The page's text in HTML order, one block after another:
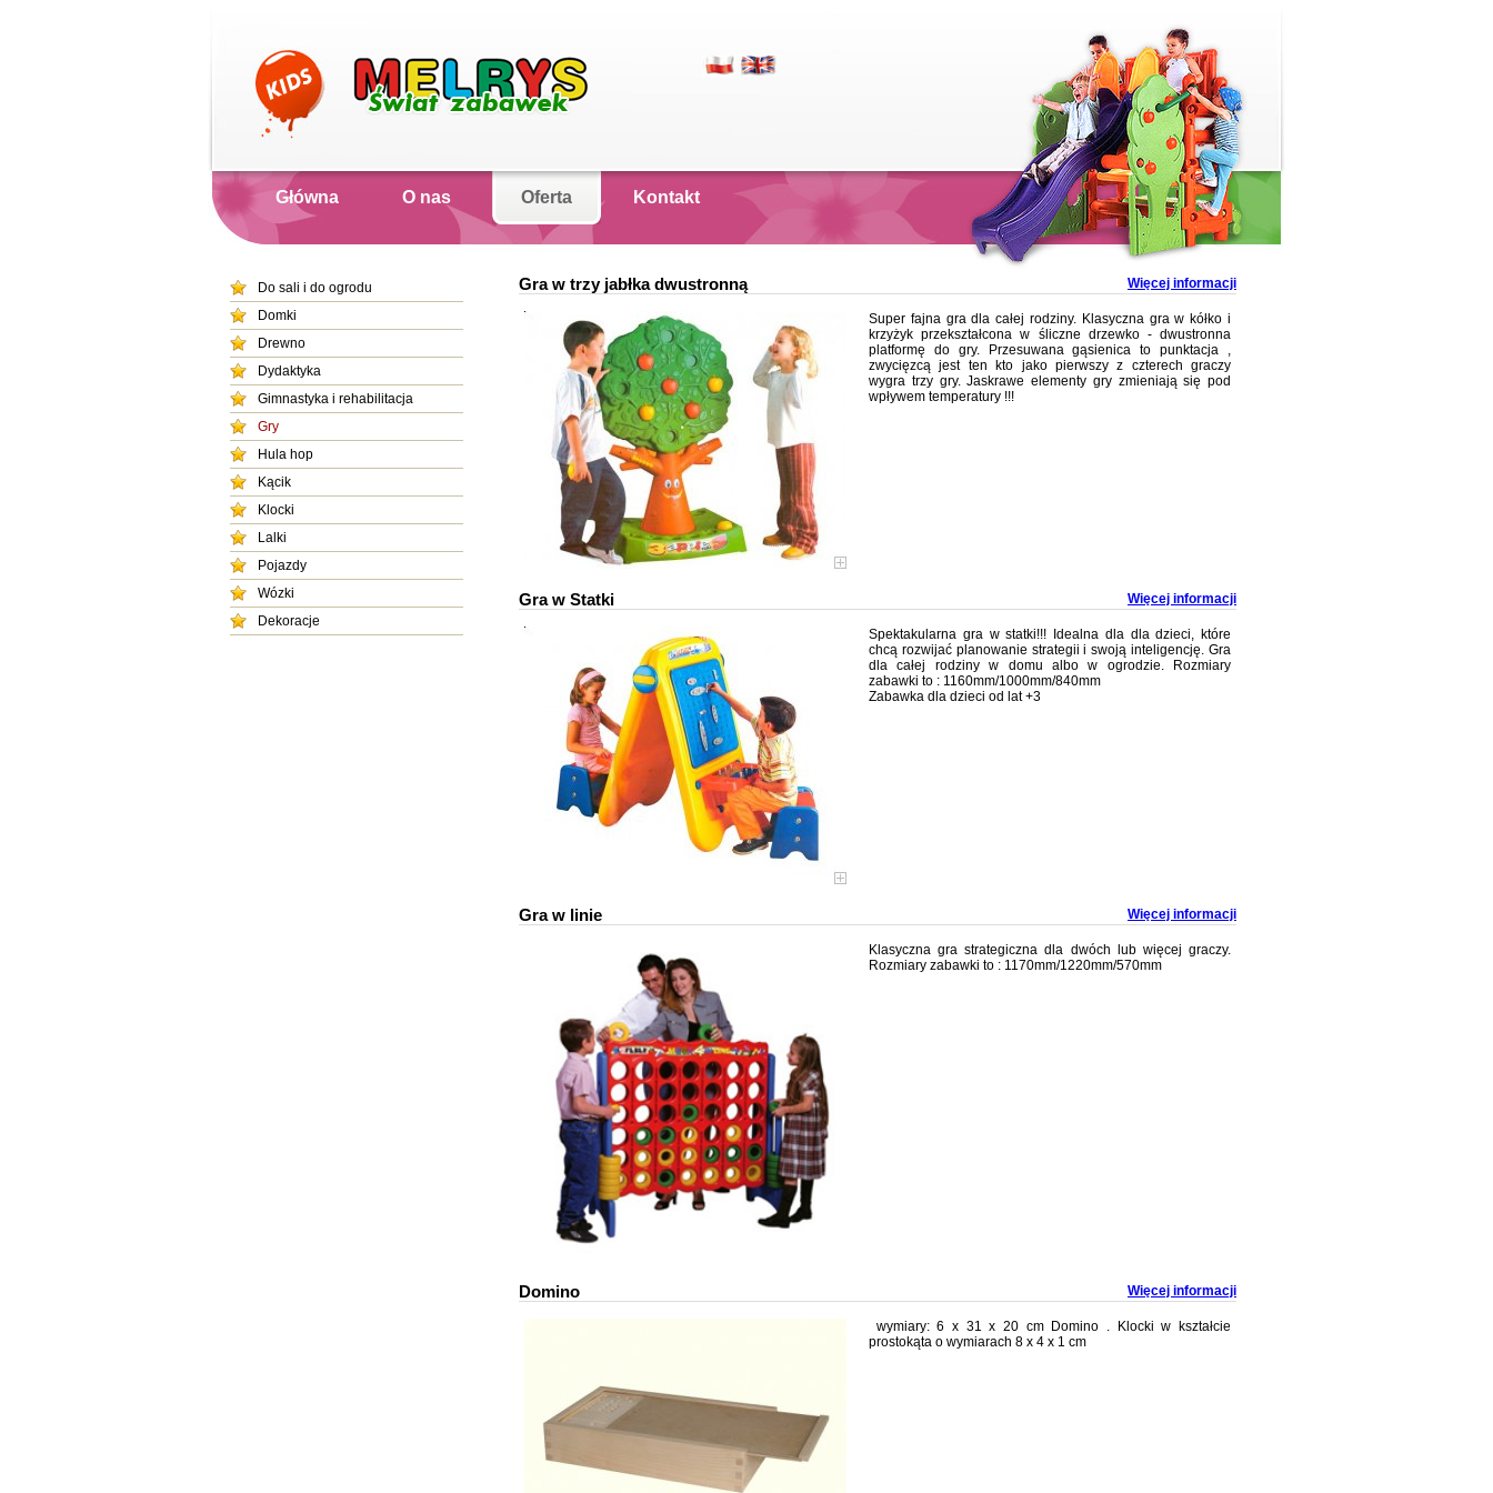
Główna O nas Oferta Kontakt
Do sali i do ogrodu
Domki
Drewno
Dydaktyka
Gimnastyka i rehabilitacja
Gry
Hula hop
Kącik
Klocki
Lalki
Pojazdy
Wózki
Dekoracje
Gra w trzy jabłka dwustronną Więcej informacji
Super fajna gra dla całej rodziny. Klasyczna gra w kółko i
krzyżyk przekształcona w śliczne drzewko - dwustronna
platformę do gry. Przesuwana gąsienica to punktacja ,
zwycięzcą jest ten kto jako pierwszy z czterech graczy
wygra trzy gry. Jaskrawe elementy gry zmieniają się pod
wpływem temperatury !!!
Gra w Statki Więcej informacji
Spektakularna gra w statki!!! Idealna dla dla dzieci, które
chcą rozwijać planowanie strategii i swoją inteligencję. Gra
dla całej rodziny w domu albo w ogrodzie. Rozmiary
zabawki to : 1160mm/1000mm/840mm
Zabawka dla dzieci od lat +3
Gra w linie Więcej informacji
Klasyczna gra strategiczna dla dwóch lub więcej graczy.
Rozmiary zabawki to : 1170mm/1220mm/570mm
Domino Więcej informacji
wymiary: 6 x 31 x 20 cm Domino . Klocki w kształcie
prostokąta o wymiarach 8 x 4 x 1 cm